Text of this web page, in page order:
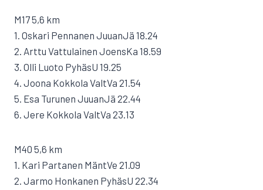
M17 5,6 km
1. Oskari Pennanen JuuanJä 18.24
2. Arttu Vattulainen JoensKa 18.59
3. Olli Luoto PyhäsU 19.25
4. Joona Kokkola ValtVa 21.54
5. Esa Turunen JuuanJä 22.44
6. Jere Kokkola ValtVa 23.13
M40 5,6 km
1. Kari Partanen MäntVe 21.09
2. Jarmo Honkanen PyhäsU 22.34